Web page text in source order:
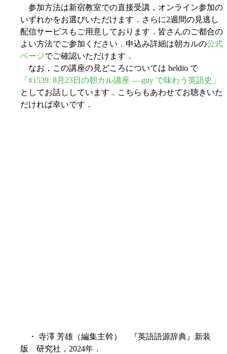
参加方法は新宿教室での直接受講，オンライン参加の
いずれかをお選びいただけます．さらに2週間の見逃し
配信サービスもご用意しております．皆さんのご都合の
よい方法でご参加ください．申込み詳細は朝カルの公式
ページでご確認いただけます．
なお，この講座の見どころについては heldio で
「#1539. 8月23日の朝カル講座 --- guy で味わう英語史」
としてお話ししています．こちらもあわせてお聴きいた
だければ幸いです．
・ 寺澤 芳雄（編集主幹） 『英語語源辞典』新装
版 研究社，2024年．